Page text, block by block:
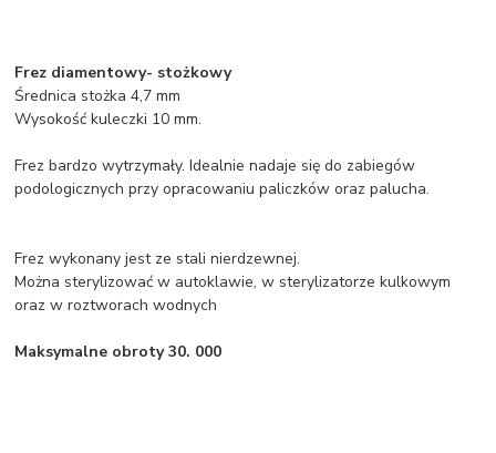
Frez diamentowy- stożkowy
Średnica stożka 4,7 mm
Wysokość kuleczki 10 mm.
Frez bardzo wytrzymały. Idealnie nadaje się do zabiegów
podologicznych przy opracowaniu paliczków oraz palucha.
Frez wykonany jest ze stali nierdzewnej.
Można sterylizować w autoklawie, w sterylizatorze kulkowym
oraz w roztworach wodnych
Maksymalne obroty 30. 000